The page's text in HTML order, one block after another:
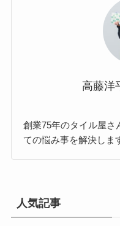
高藤洋
創業75年のタイル屋さ
ての悩み事を解決しま
人気記事